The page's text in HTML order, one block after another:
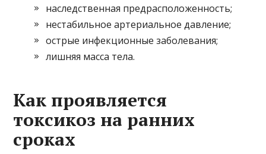
наследственная предрасположенность;
нестабильное артериальное давление;
острые инфекционные заболевания;
лишняя масса тела.
Как проявляется
токсикоз на ранних
сроках